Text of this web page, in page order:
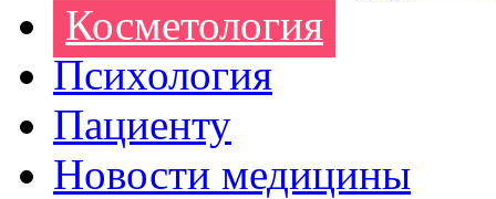
Косметология
Психология
Пациенту
Новости медицины